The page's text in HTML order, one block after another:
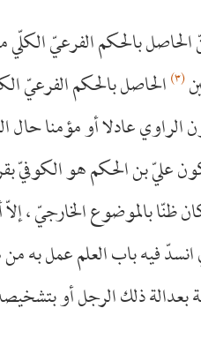
بالحكم الفرعيّ
(٣) الحاصل بالحكم الفرعيّ
عادلا أو مؤمنا حال
عليّ بن الحكم هو الكوفيّ
بالموضوع الخارجيّ ، إلاّ
فيه باب العلم عمل به
بعدالة ذلك الرجل أو